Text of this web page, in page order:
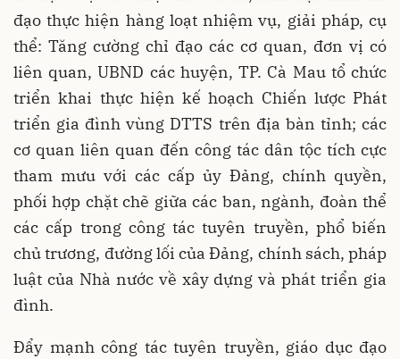
đạo thực hiện hàng loạt nhiệm vụ, giải pháp, cụ
thể: Tăng cường chỉ đạo các cơ quan, đơn vị có
liên quan, UBND các huyện, TP. Cà Mau tổ chức
triển khai thực hiện kế hoạch Chiến lược Phát
triển gia đình vùng DTTS trên địa bàn tỉnh; các
cơ quan liên quan đến công tác dân tộc tích cực
tham mưu với các cấp ủy Đảng, chính quyền,
phối hợp chặt chẽ giữa các ban, ngành, đoàn thể
các cấp trong công tác tuyên truyền, phổ biến
chủ trương, đường lối của Đảng, chính sách, pháp
luật của Nhà nước về xây dựng và phát triển gia
đình.
Đẩy mạnh công tác tuyên truyền, giáo dục đạo